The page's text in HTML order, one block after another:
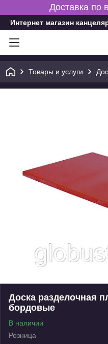
Доставка по
Интернет магазин
Товары и услуги
Доска разделочная
бордовые
В наличии
Розница